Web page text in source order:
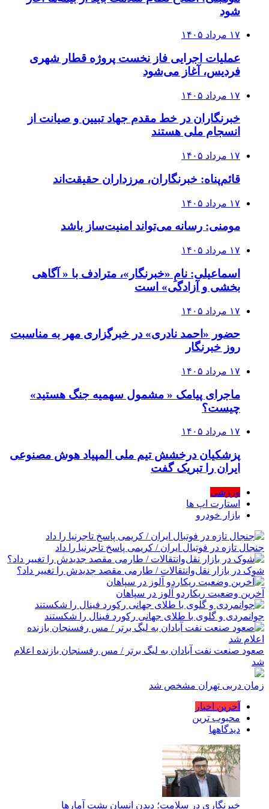
شود
۱۷ مرداد ۱۴۰۵
عملیات اجرایی فاز نخست پروژه قطار شهری
فردیس، آغاز می‌شود
۱۷ مرداد ۱۴۰۵
خبرنگاران در خط مقدم جهاد تبیین و صیانت از
انسجام ملی هستند
۱۷ مرداد ۱۴۰۵
قائم‌پناه: ‏خبرنگاران، مرزداران حقیقت‌اند
۱۷ مرداد ۱۴۰۵
مومنی: رسانه می‌تواند امنیت‌ساز باشد
۱۷ مرداد ۱۴۰۵
اسماعیلی: نامِ «خبرنگار»، مترادف با « آگاهی
بخشی و آزادگی» است
۱۷ مرداد ۱۴۰۵
حضور «احمد نادری» در خبرگزاری مهر به مناسبت
روز خبرنگار
۱۷ مرداد ۱۴۰۵
ماجرای پیامک « مشمول سهمیه جنگ هستید»
چیست؟
۱۷ مرداد ۱۴۰۵
پزشکیان درخشش تیم ملی المپیاد هوش مصنوعی
ایران را تبریک گفت
ورزشی
استارت اپ ها
بازار خودرو
جنجال تازه در فوتبال ایران / کریمی پاسخ تاجرنیا را داد
شوک در بازار نقل‌وانتقالات / طارمی مقصد جدیدش را تغییر داد؟
آخرین وضعیت ریکاردو آلوز در سپاهان
جوانمردی و گلوی با طلای جهانی رکورد فینال را شکستند
صعود صنعت نفت آبادان به لیگ برتر / مس رفسنجان بازنده اعلام
شد
زمان دربی تهران مشخص شد
آخرین اخبار
محبوب ترین
دیدگاهها
خبرنگاری در سلامت؛ دیدن انسان پشت آمارها